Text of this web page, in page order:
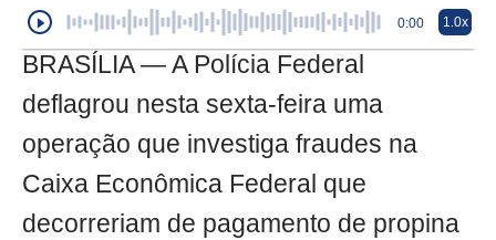
0:00 1.0x
BRASÍLIA — A Polícia Federal
deflagrou nesta sexta-feira uma
operação que investiga fraudes na
Caixa Econômica Federal que
decorreriam de pagamento de propina